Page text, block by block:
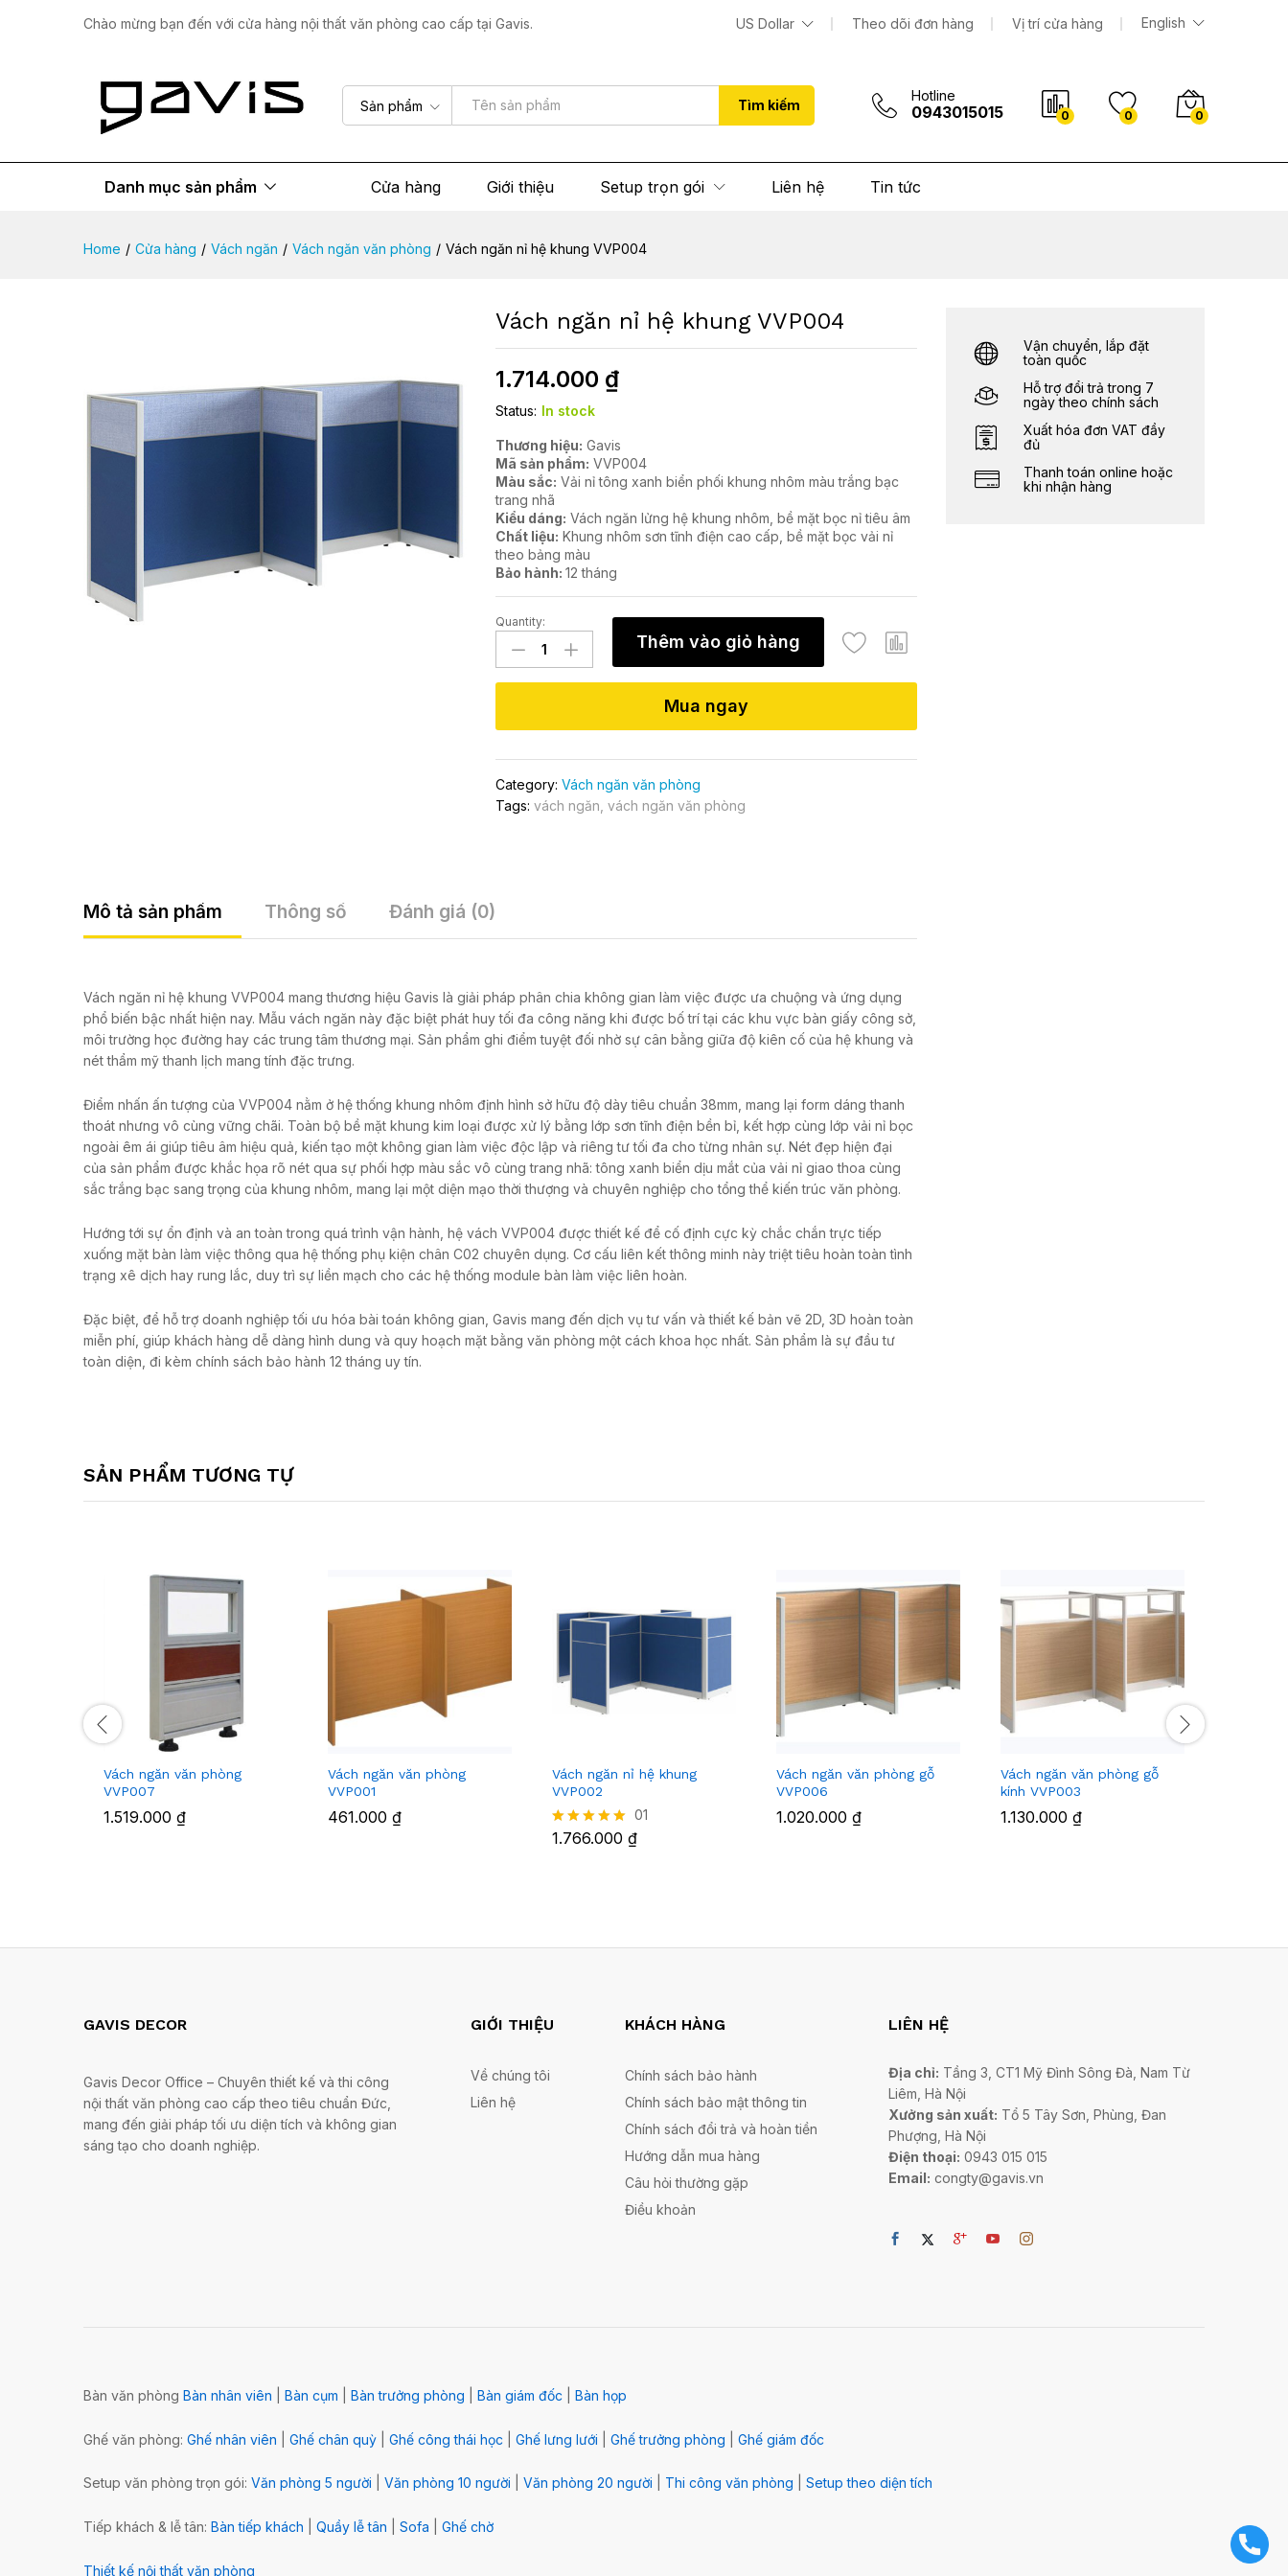
Chào mừng bạn đến với cửa hàng nội thất văn phòng cao cấp tại Gavis. US Dollar Theo dõi đơn hàng Vị trí cửa hàng English
Sản phẩm Tìm kiếm
Hotline
0943015015 0 0 0
Danh mục sản phẩm Cửa hàng Giới thiệu Setup trọn gói Liên hệ Tin tức
Home / Cửa hàng / Vách ngăn / Vách ngăn văn phòng / Vách ngăn nỉ hệ khung VVP004
Vách ngăn nỉ hệ khung VVP004
1.714.000 ₫
Status: In stock
Thương hiệu: Gavis
Mã sản phẩm: VVP004
Màu sắc: Vải nỉ tông xanh biển phối khung nhôm màu trắng bạc
trang nhã
Kiểu dáng: Vách ngăn lửng hệ khung nhôm, bề mặt bọc nỉ tiêu âm
Chất liệu: Khung nhôm sơn tĩnh điện cao cấp, bề mặt bọc vải nỉ
theo bảng màu
Bảo hành:12 tháng
Vách
ngăn
nỉ
hệ
VVP004
Quantity:
Thêm vào giỏ hàng
Mua ngay
Category:Vách ngăn văn phòng
Tags:vách ngăn,vách ngăn văn phòng
Mô tả sản phẩm Thông số Đánh giá (0)
Vách ngăn nỉ hệ khung VVP004 mang thương hiệu Gavis là giải pháp phân chia không gian làm việc được ưa chuộng và ứng dụng
phổ biến bậc nhất hiện nay. Mẫu vách ngăn này đặc biệt phát huy tối đa công năng khi được bố trí tại các khu vực bàn giấy công sở,
môi trường học đường hay các trung tâm thương mại. Sản phẩm ghi điểm tuyệt đối nhờ sự cân bằng giữa độ kiên cố của hệ khung và
nét thẩm mỹ thanh lịch mang tính đặc trưng.
Điểm nhấn ấn tượng của VVP004 nằm ở hệ thống khung nhôm định hình sở hữu độ dày tiêu chuẩn 38mm, mang lại form dáng thanh
thoát nhưng vô cùng vững chãi. Toàn bộ bề mặt khung kim loại được xử lý bằng lớp sơn tĩnh điện bền bỉ, kết hợp cùng lớp vải nỉ bọc
ngoài êm ái giúp tiêu âm hiệu quả, kiến tạo một không gian làm việc độc lập và riêng tư tối đa cho từng nhân sự. Nét đẹp hiện đại
của sản phẩm được khắc họa rõ nét qua sự phối hợp màu sắc vô cùng trang nhã: tông xanh biển dịu mắt của vải nỉ giao thoa cùng
sắc trắng bạc sang trọng của khung nhôm, mang lại một diện mạo thời thượng và chuyên nghiệp cho tổng thể kiến trúc văn phòng.
Hướng tới sự ổn định và an toàn trong quá trình vận hành, hệ vách VVP004 được thiết kế để cố định cực kỳ chắc chắn trực tiếp
xuống mặt bàn làm việc thông qua hệ thống phụ kiện chân C02 chuyên dụng. Cơ cấu liên kết thông minh này triệt tiêu hoàn toàn tình
trạng xê dịch hay rung lắc, duy trì sự liền mạch cho các hệ thống module bàn làm việc liên hoàn.
Đặc biệt, để hỗ trợ doanh nghiệp tối ưu hóa bài toán không gian, Gavis mang đến dịch vụ tư vấn và thiết kế bản vẽ 2D, 3D hoàn toàn
miễn phí, giúp khách hàng dễ dàng hình dung và quy hoạch mặt bằng văn phòng một cách khoa học nhất. Sản phẩm là sự đầu tư
toàn diện, đi kèm chính sách bảo hành 12 tháng uy tín.
Vận chuyển, lắp đặt
toàn quốc
Hỗ trợ đổi trả trong 7
ngày theo chính sách
Xuất hóa đơn VAT đầy
đủ
Thanh toán online hoặc
khi nhận hàng
SẢN PHẨM TƯƠNG TỰ
Vách ngăn văn phòng
VVP007
1.519.000 ₫
Vách ngăn văn phòng
VVP001
461.000 ₫
Vách ngăn nỉ hệ khung
VVP002
Được xếp
01
1.766.000 ₫
Vách ngăn văn phòng gỗ
VVP006
1.020.000 ₫
Vách ngăn văn phòng gỗ
kính VVP003
1.130.000 ₫
GAVIS DECOR
Gavis Decor Office – Chuyên thiết kế và thi công
nội thất văn phòng cao cấp theo tiêu chuẩn Đức,
mang đến giải pháp tối ưu diện tích và không gian
sáng tạo cho doanh nghiệp.
GIỚI THIỆU
Về chúng tôi
Liên hệ
KHÁCH HÀNG
Chính sách bảo hành
Chính sách bảo mật thông tin
Chính sách đổi trả và hoàn tiền
Hướng dẫn mua hàng
Câu hỏi thường gặp
Điều khoản
LIÊN HỆ
Địa chỉ: Tầng 3, CT1 Mỹ Đình Sông Đà, Nam Từ
Liêm, Hà Nội
Xưởng sản xuất: Tổ 5 Tây Sơn, Phùng, Đan
Phượng, Hà Nội
Điện thoại: 0943 015 015
Email: congty@gavis.vn
Bàn văn phòng Bàn nhân viên Bàn cụm Bàn trưởng phòng Bàn giám đốc Bàn họp
Ghế văn phòng: Ghế nhân viên Ghế chân quỳ Ghế công thái học Ghế lưng lưới Ghế trưởng phòng Ghế giám đốc
Setup văn phòng trọn gói: Văn phòng 5 người Văn phòng 10 người Văn phòng 20 người Thi công văn phòng Setup theo diện tích
Tiếp khách & lễ tân: Bàn tiếp khách Quầy lễ tân Sofa Ghế chờ
Thiết kế nội thất văn phòng
Mô tả sản phẩm Thông số Đánh giá (0) 1.714.000 Thêm vào giỏ hàng